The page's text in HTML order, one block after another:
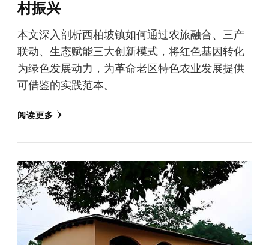
村振兴
本文深入剖析西柏坡镇如何通过农旅融合、三产
联动、生态赋能三大创新模式，将红色基因转化
为绿色发展动力，为革命老区特色农业发展提供
可借鉴的实践范本。
阅读更多